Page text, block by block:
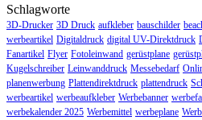
Schlagworte
3D-Drucker 3D Druck aufkleber bauschilder
werbeartikel Digitaldruck digital UV-Direktdruck
Fanartikel Flyer Fotoleinwand gerüstplane
Kugelschreiber Leinwanddruck Messebedarf
planenwerbung Plattendirektdruck plattendruck
werbeartikel werbeaufkleber Werbebanner
werbekalender 2025 Werbemittel werbeplane